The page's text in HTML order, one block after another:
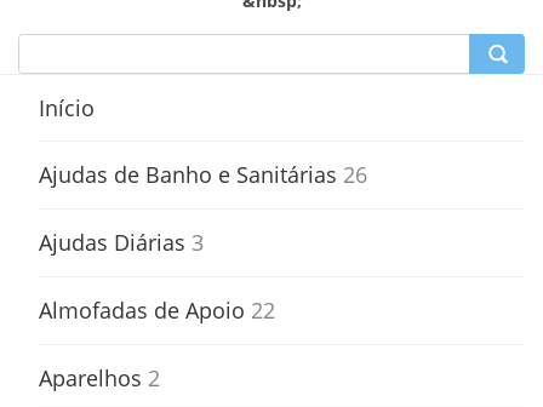
Início
Ajudas de Banho e Sanitárias 26
Ajudas Diárias 3
Almofadas de Apoio 22
Aparelhos 2